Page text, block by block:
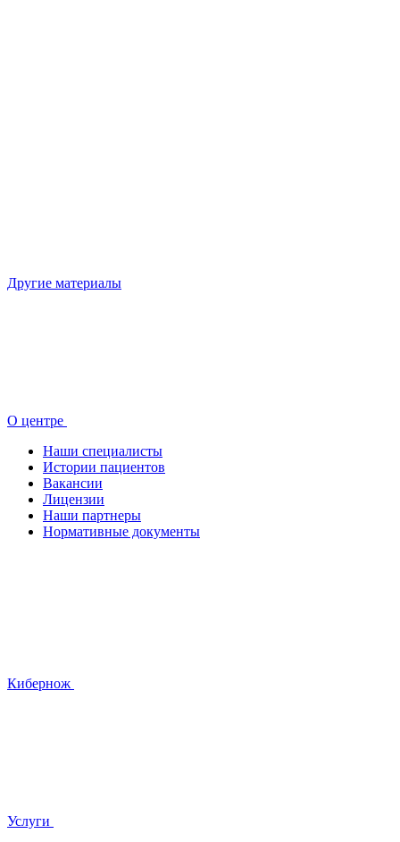
Другие материалы
О центре
Наши специалисты
Истории пациентов
Вакансии
Лицензии
Наши партнеры
Нормативные документы
Кибернож
Услуги